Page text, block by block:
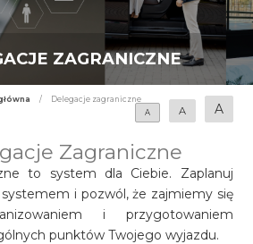
ZAGRANICZNE
/
Delegacje zagraniczne
A
A A
Zagraniczne
to system dla Ciebie. Zaplanuj
i pozwól, że zajmiemy się
i przygotowaniem
punktów Twojego wyjazdu.